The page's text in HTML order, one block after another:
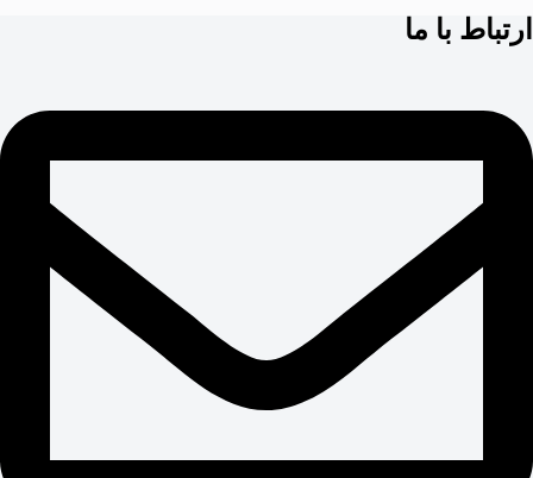
ارتباط با ما